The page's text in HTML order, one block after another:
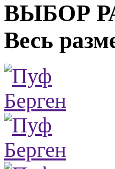
ВЫБОР
Весь